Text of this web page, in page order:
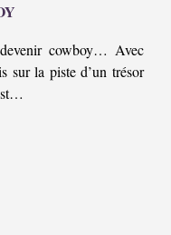
cowboy… Avec
sur la piste d’un trésor